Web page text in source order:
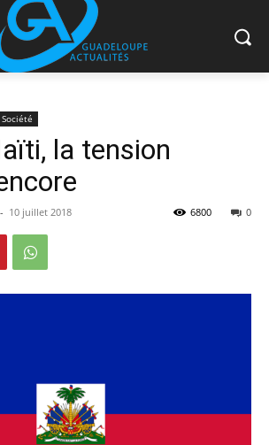
Société
la tension
- 10 juillet 2018 0
6800